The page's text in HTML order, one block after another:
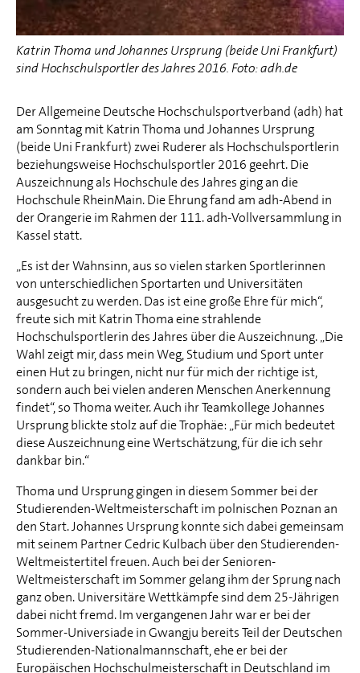
Katrin Thoma und Johannes Ursprung (beide Uni Frankfurt)
sind Hochschulsportler des Jahres 2016. Foto: adh.de
Der Allgemeine Deutsche Hochschulsportverband (adh) hat
am Sonntag mit Katrin Thoma und Johannes Ursprung
(beide Uni Frankfurt) zwei Ruderer als Hochschulsportlerin
beziehungsweise Hochschulsportler 2016 geehrt. Die
Auszeichnung als Hochschule des Jahres ging an die
Hochschule RheinMain. Die Ehrung fand am adh-Abend in
der Orangerie im Rahmen der 111. adh-Vollversammlung in
Kassel statt.
„Es ist der Wahnsinn, aus so vielen starken Sportlerinnen
von unterschiedlichen Sportarten und Universitäten
ausgesucht zu werden. Das ist eine große Ehre für mich“,
freute sich mit Katrin Thoma eine strahlende
Hochschulsportlerin des Jahres über die Auszeichnung. „Die
Wahl zeigt mir, dass mein Weg, Studium und Sport unter
einen Hut zu bringen, nicht nur für mich der richtige ist,
sondern auch bei vielen anderen Menschen Anerkennung
findet“, so Thoma weiter. Auch ihr Teamkollege Johannes
Ursprung blickte stolz auf die Trophäe: „Für mich bedeutet
diese Auszeichnung eine Wertschätzung, für die ich sehr
dankbar bin.“
Thoma und Ursprung gingen in diesem Sommer bei der
Studierenden-Weltmeisterschaft im polnischen Poznan an
den Start. Johannes Ursprung konnte sich dabei gemeinsam
mit seinem Partner Cedric Kulbach über den Studierenden-
Weltmeistertitel freuen. Auch bei der Senioren-
Weltmeisterschaft im Sommer gelang ihm der Sprung nach
ganz oben. Universitäre Wettkämpfe sind dem 25-Jährigen
dabei nicht fremd. Im vergangenen Jahr war er bei der
Sommer-Universiade in Gwangju bereits Teil der Deutschen
Studierenden-Nationalmannschaft, ehe er bei der
Europäischen Hochschulmeisterschaft in Deutschland im